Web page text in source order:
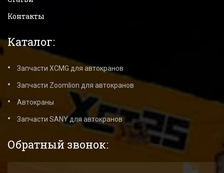
Контакты
Каталог:
Запчасти XCMG для автокранов
Запчасти Zoomlion для автокранов
Автокраны
Запчасти SANY для автокранов
Обратный звонок: